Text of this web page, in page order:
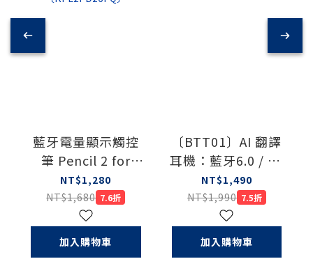
藍牙電量顯示觸控
筆 Pencil 2 for
iPad (磁吸收納/防
誤觸/傾斜感應)
〔RPL2PD26PQ〕
NT$1,280
NT$1,680 7.6折
加入購物車
〔BTT01〕AI 翻譯
耳機：藍牙6.0 / 21
種語言 / 6種翻譯模
式
NT$1,490
NT$1,990 7.5折
加入購物車